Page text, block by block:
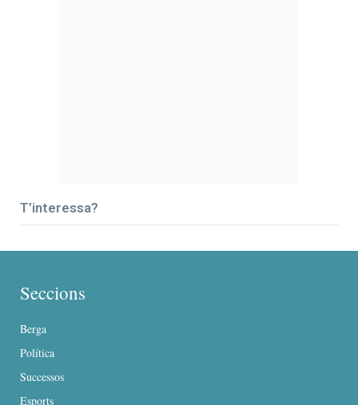
T’interessa?
Seccions
Berga
Política
Successos
Esports